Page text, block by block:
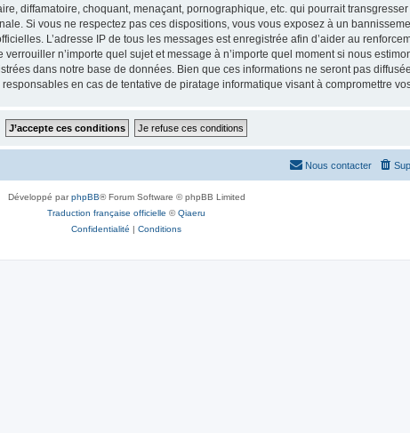
diffamatoire, choquant, menaçant, pornographique, etc. qui pourrait
Si vous ne respectez pas ces dispositions, vous vous exposez à un
L’adresse IP de tous les messages est enregistrée afin d’aider au
n’importe quel sujet et message à n’importe quel moment si nous
dans notre base de données. Bien que ces informations ne seront pas
en cas de tentative de piratage informatique visant à compromettre
Nous contacter
Développé parphpBB® Forum Software © phpBB Limited
Traduction française officielle ©Qiaeru
Confidentialité | Conditions